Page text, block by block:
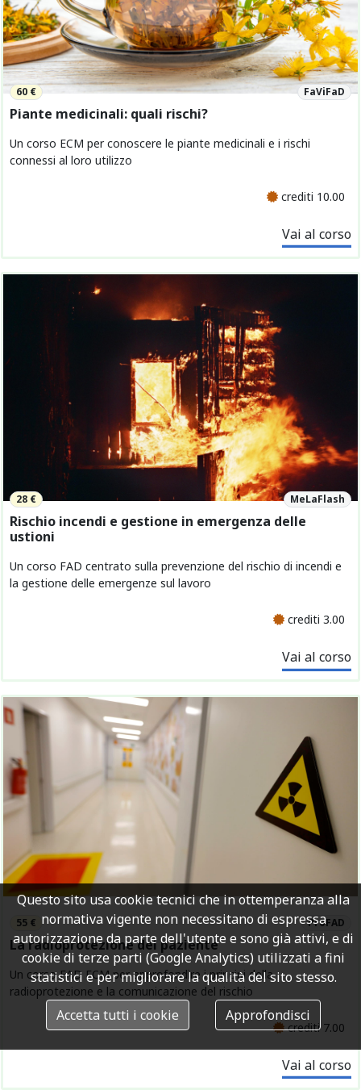
60 € FaViFaD
Piante medicinali: quali rischi?
Un corso ECM per conoscere le piante medicinali e i rischi
connessi al loro utilizzo
crediti 10.00
Vai al corso
28 € MeLaFlash
Rischio incendi e gestione in emergenza delle
ustioni
Un corso FAD centrato sulla prevenzione del rischio di incendi e
la gestione delle emergenze sul lavoro
crediti 3.00
Vai al corso
55 € ProFAD
La radioprotezione del paziente
Un corso FAD ECM per approfondire i principi della
radioprotezione e la comunicazione del rischio
crediti 7.00
Vai al corso
Questo sito usa cookie tecnici che in ottemperanza alla
normativa vigente non necessitano di espressa
autorizzazione da parte dell'utente e sono già attivi, e di
cookie di terze parti (Google Analytics) utilizzati a fini
statistici e per migliorare la qualità del sito stesso.
Accetta tutti i cookie Approfondisci